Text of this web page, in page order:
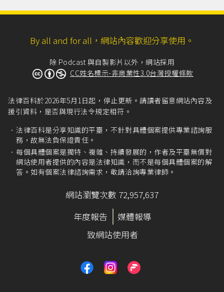
By all and for all，網站內容歡迎分享使用。
除 Podcast 與自製影片以外，網站採用
CC姓名標示-非商業性3.0台灣授權條款
法律百科於2026年5月1日起，停止更新。請讀者留意網站內容及
援引資料，是否與現行法令規定相符。
法律百科是分享知識的平臺，不針對具體個案提供專業諮詢服
務，故無法負保證責任。
每個具體個案是獨特、複雜、持續發展的，作者及平臺無償對
網站使用者提供的內容是法律知識，而不是每個具體個案的解
答。如有個案法律諮詢需求，敬請洽詢專業律師。
網站瀏覽次數 72,957,637
年度報告
媒體報導
致網站使用者